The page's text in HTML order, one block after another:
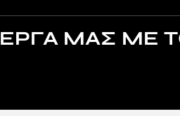
ΕΡΓΑ ΜΑΣ ΜΕ